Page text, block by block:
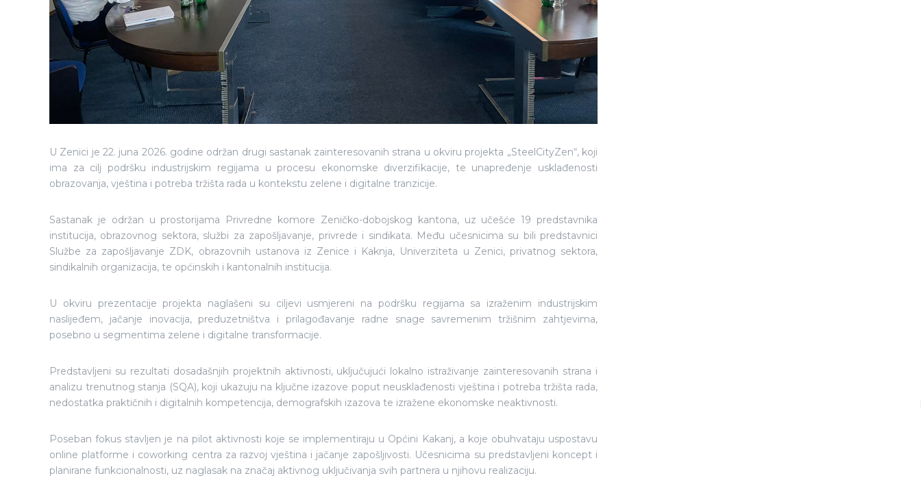
U Zenici je 22. juna 2026. godine održan drugi sastanak zainteresovanih strana u okviru projekta „SteelCityZen“, koji
ima za cilj podršku industrijskim regijama u procesu ekonomske diverzifikacije, te unapređenje usklađenosti
obrazovanja, vještina i potreba tržišta rada u kontekstu zelene i digitalne tranzicije.
Sastanak je održan u prostorijama Privredne komore Zeničko-dobojskog kantona, uz učešće 19 predstavnika
institucija, obrazovnog sektora, službi za zapošljavanje, privrede i sindikata. Među učesnicima su bili predstavnici
Službe za zapošljavanje ZDK, obrazovnih ustanova iz Zenice i Kaknja, Univerziteta u Zenici, privatnog sektora,
sindikalnih organizacija, te općinskih i kantonalnih institucija.
U okviru prezentacije projekta naglašeni su ciljevi usmjereni na podršku regijama sa izraženim industrijskim
naslijeđem, jačanje inovacija, preduzetništva i prilagođavanje radne snage savremenim tržišnim zahtjevima,
posebno u segmentima zelene i digitalne transformacije.
Predstavljeni su rezultati dosadašnjih projektnih aktivnosti, uključujući lokalno istraživanje zainteresovanih strana i
analizu trenutnog stanja (SQA), koji ukazuju na ključne izazove poput neusklađenosti vještina i potreba tržišta rada,
nedostatka praktičnih i digitalnih kompetencija, demografskih izazova te izražene ekonomske neaktivnosti.
Poseban fokus stavljen je na pilot aktivnosti koje se implementiraju u Općini Kakanj, a koje obuhvataju uspostavu
online platforme i coworking centra za razvoj vještina i jačanje zapošljivosti. Učesnicima su predstavljeni koncept i
planirane funkcionalnosti, uz naglasak na značaj aktivnog uključivanja svih partnera u njihovu realizaciju.